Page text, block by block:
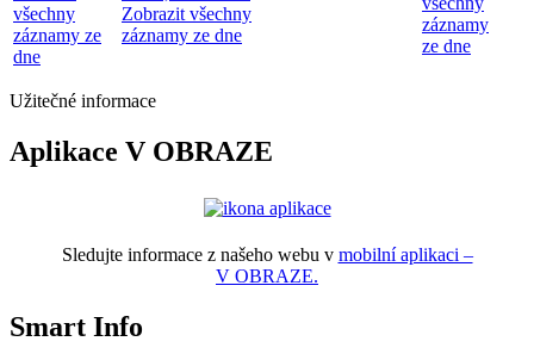
všechny
záznamy ze
dne
Zobrazit všechny
záznamy ze dne
záznamy
ze dne
Užitečné informace
Aplikace V OBRAZE
Sledujte informace z našeho webu v mobilní aplikaci –
V OBRAZE.
Smart Info